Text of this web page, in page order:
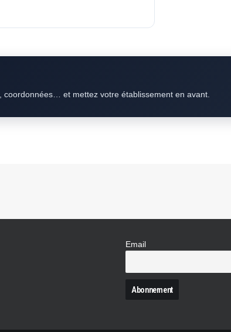
et mettez votre établissement en avant.
Email